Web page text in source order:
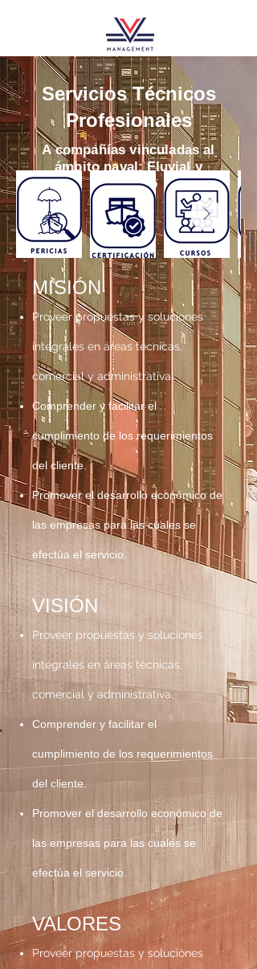
Servicios Técnicos
Profesionales
A compañías vinculadas al
ámbito naval: Fluvial y
Marítimo
MISIÓN
Proveer propuestas y soluciones
integrales en áreas técnicas,
comercial y administrativa.
Comprender y facilitar el
cumplimiento de los requerimientos
del cliente.
Promover el desarrollo económico de
las empresas para las cuales se
efectúa el servicio.
VISIÓN
Proveer propuestas y soluciones
integrales en áreas técnicas,
comercial y administrativa.
Comprender y facilitar el
cumplimiento de los requerimientos
del cliente.
Promover el desarrollo económico de
las empresas para las cuales se
efectúa el servicio.
VALORES
Proveer propuestas y soluciones